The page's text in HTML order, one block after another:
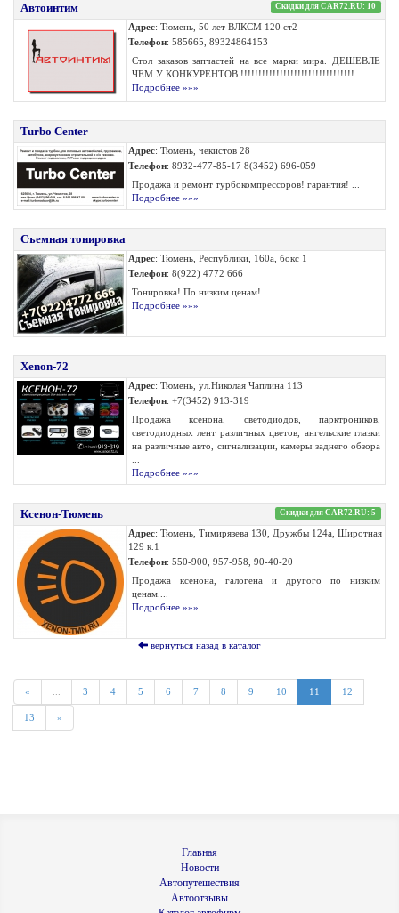
Автоинтим Скидки для CAR72.RU: 10
Адрес: Тюмень, 50 лет ВЛКСМ 120 ст2
Телефон: 585665, 89324864153
Стол заказов запчастей на все марки мира. ДЕШЕВЛЕ
ЧЕМ У КОНКУРЕНТОВ !!!!!!!!!!!!!!!!!!!!!!!!!!!!!!!!...
Подробнее »»»
Turbo Center
Адрес: Тюмень, чекистов 28
Телефон: 8932-477-85-17 8(3452) 696-059
Продажа и ремонт турбокомпрессоров! гарантия! ...
Подробнее »»»
Съемная тонировка
Адрес: Тюмень, Республики, 160а, бокс 1
Телефон: 8(922) 4772 666
Тонировка! По низким ценам!...
Подробнее »»»
Xenon-72
Адрес: Тюмень, ул.Николая Чаплина 113
Телефон: +7(3452) 913-319
Продажа ксенона, светодиодов, парктроников,
светодиодных лент различных цветов, ангельские глазки
на различные авто, сигнализации, камеры заднего обзора
Подробнее »»»
Ксенон-Тюмень Скидки для CAR72.RU: 5
Адрес: Тюмень, Тимирязева 130, Дружбы 124а, Широтная
129 к.1
Телефон: 550-900, 957-958, 90-40-20
Продажа ксенона, галогена и другого по низким
ценам....
Подробнее »»»
вернуться назад в каталог
« 3 4 5 6 7 8 9 10 11 12
13 »
Главная
Новости
Автопутешествия
Автоотзывы